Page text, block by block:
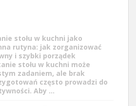
stołu w kuchni jako
rutyna: jak zorganizować
i szybki porządek
stołu w kuchni może
zadaniem, ale brak
często prowadzi do
Aby …